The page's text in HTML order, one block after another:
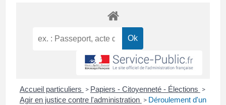
Accueil particuliers > Papiers - Citoyenneté - Élections >
Agir en justice contre l'administration > Déroulement d'un